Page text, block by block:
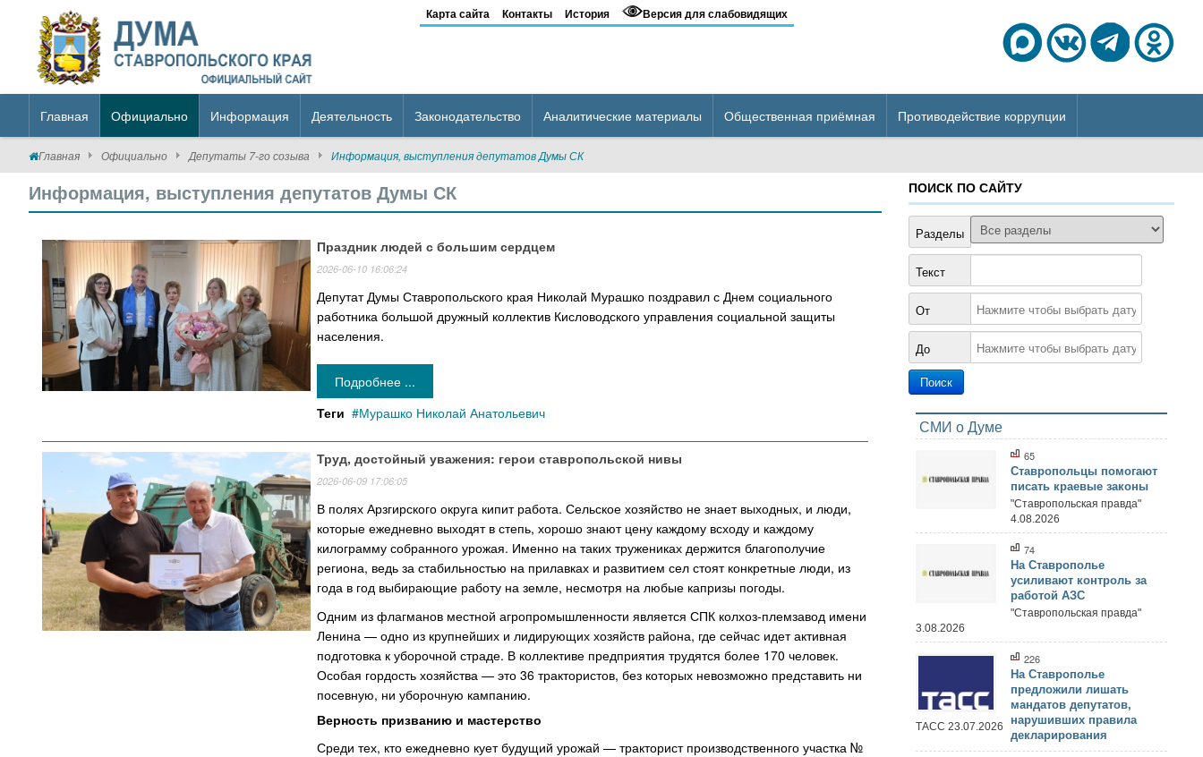
Карта сайта Контакты История Версия для слабовидящих
Главная Официально Информация Деятельность Законодательство Аналитические материалы Общественная приёмная Противодействие коррупции
Главная Официально Депутаты 7-го созыва Информация, выступления депутатов Думы СК
Информация, выступления депутатов Думы СК
Праздник людей с большим сердцем
2026-06-10 16:06:24
Депутат Думы Ставропольского края Николай Мурашко поздравил с Днем социального
работника большой дружный коллектив Кисловодского управления социальной защиты
населения.
Подробнее ...
Теги
Мурашко Николай Анатольевич
Труд, достойный уважения: герои ставропольской нивы
2026-06-09 17:06:05
В полях Арзгирского округа кипит работа. Сельское хозяйство не знает выходных, и люди,
которые ежедневно выходят в степь, хорошо знают цену каждому всходу и каждому
килограмму собранного урожая. Именно на таких тружениках держится благополучие
региона, ведь за стабильностью на прилавках и развитием сел стоят конкретные люди, из
года в год выбирающие работу на земле, несмотря на любые капризы погоды.
Одним из флагманов местной агропромышленности является СПК колхоз‑племзавод имени
Ленина — одно из крупнейших и лидирующих хозяйств района, где сейчас идет активная
подготовка к уборочной страде. В коллективе предприятия трудятся более 170 человек.
Особая гордость хозяйства — это 36 трактористов, без которых невозможно представить ни
посевную, ни уборочную кампанию.
Верность призванию и мастерство
Среди тех, кто ежедневно кует будущий урожай — тракторист производственного участка №
ПОИСК ПО САЙТУ
Разделы
Текст
От
До
СМИ о Думе
65
Ставропольцы помогают
писать краевые законы
"Ставропольская правда"
4.08.2026
74
На Ставрополье
усиливают контроль за
работой АЗС
"Ставропольская правда"
3.08.2026
226
На Ставрополье
предложили лишать
мандатов депутатов,
нарушивших правила
декларирования
ТАСС 23.07.2026